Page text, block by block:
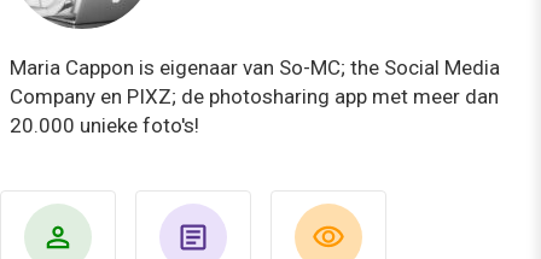
Maria Cappon is eigenaar van So-MC; the Social Media
Company en PIXZ; de photosharing app met meer dan
20.000 unieke foto's!